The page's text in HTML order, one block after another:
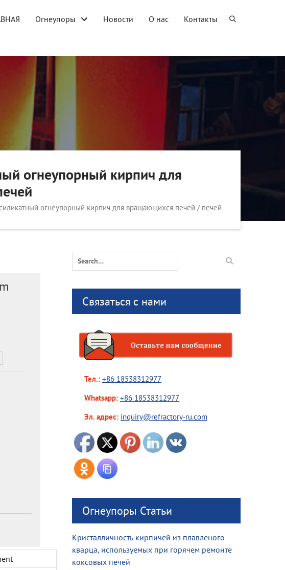
Огнеупоры Новости О нас Контакты
огнеупорный кирпич для
огнеупорный кирпич для вращающихся печей / печей
Search
for:
Связаться с нами
Тел.: +86 18538312977
Whatsapp: +86 18538312977
Эл. адрес: inquiry@refractory-ru.com
Огнеупоры Статьи
Кристалличность кирпичей из плавленого
кварца, используемых при горячем ремонте
коксовых печей